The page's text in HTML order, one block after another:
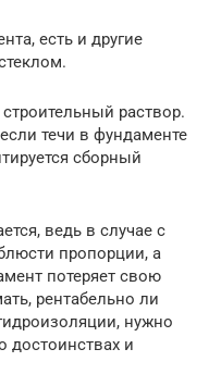
есть и другие
раствор.
течи в фундаменте
сборный
ведь в случае с
пропорции, а
потеряет свою
рентабельно ли
нужно
достоинствах и